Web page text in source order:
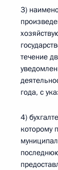
3)
течение
года, с
4)
которому